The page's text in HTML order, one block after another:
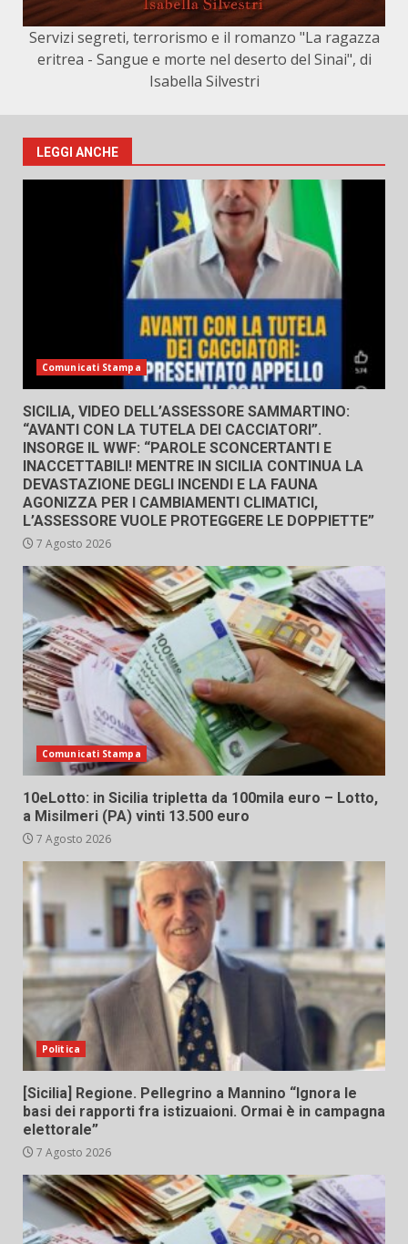
Servizi segreti, terrorismo e il romanzo "La ragazza
eritrea - Sangue e morte nel deserto del Sinai", di
Isabella Silvestri
LEGGI ANCHE
Comunicati Stampa
SICILIA, VIDEO DELL’ASSESSORE SAMMARTINO:
“AVANTI CON LA TUTELA DEI CACCIATORI”.
INSORGE IL WWF: “PAROLE SCONCERTANTI E
INACCETTABILI! MENTRE IN SICILIA CONTINUA LA
DEVASTAZIONE DEGLI INCENDI E LA FAUNA
AGONIZZA PER I CAMBIAMENTI CLIMATICI,
L’ASSESSORE VUOLE PROTEGGERE LE DOPPIETTE”
7 Agosto 2026
Comunicati Stampa
10eLotto: in Sicilia tripletta da 100mila euro – Lotto,
a Misilmeri (PA) vinti 13.500 euro
7 Agosto 2026
Politica
[Sicilia] Regione. Pellegrino a Mannino “Ignora le
basi dei rapporti fra istizuaioni. Ormai è in campagna
elettorale”
7 Agosto 2026